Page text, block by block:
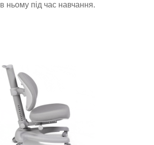
в ньому під час навчання.